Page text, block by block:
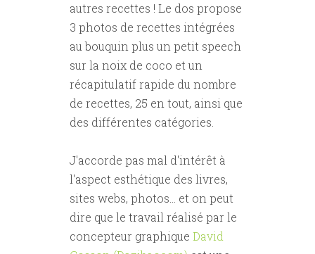
autres recettes ! Le dos propose
3 photos de recettes intégrées
au bouquin plus un petit speech
sur la noix de coco et un
récapitulatif rapide du nombre
de recettes, 25 en tout, ainsi que
des différentes catégories.
J'accorde pas mal d'intérêt à
l'aspect esthétique des livres,
sites webs, photos... et on peut
dire que le travail réalisé par le
concepteur graphique David